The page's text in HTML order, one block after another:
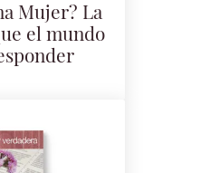
Mujer? La
el mundo